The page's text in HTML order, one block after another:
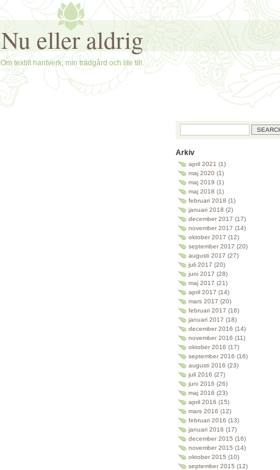
Nu eller aldrig
Om textilt hantverk, min trädgård och lite till.
Arkiv
april 2021 (1)
maj 2020 (1)
maj 2019 (1)
maj 2018 (1)
februari 2018 (1)
januari 2018 (2)
december 2017 (17)
november 2017 (14)
oktober 2017 (12)
september 2017 (20)
augusti 2017 (27)
juli 2017 (20)
juni 2017 (28)
maj 2017 (21)
april 2017 (14)
mars 2017 (20)
februari 2017 (16)
januari 2017 (18)
december 2016 (14)
november 2016 (11)
oktober 2016 (17)
september 2016 (16)
augusti 2016 (23)
juli 2016 (27)
juni 2016 (26)
maj 2016 (23)
april 2016 (15)
mars 2016 (12)
februari 2016 (13)
januari 2016 (17)
december 2015 (16)
november 2015 (14)
oktober 2015 (10)
september 2015 (12)